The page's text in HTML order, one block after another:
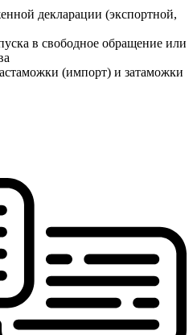
декларации (экспортной,
в свободное обращение или
(импорт) и затаможки